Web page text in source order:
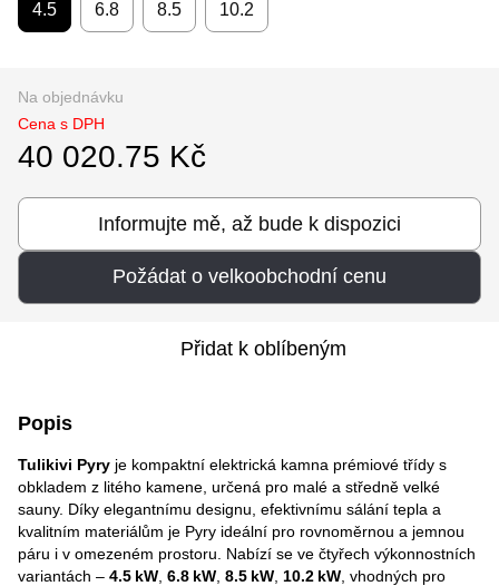
4.5 6.8 8.5 10.2
Na objednávku
Cena s DPH
40 020.75 Kč
Informujte mě, až bude k dispozici
Požádat o velkoobchodní cenu
Přidat k oblíbeným
Popis
Tulikivi Pyry je kompaktní elektrická kamna prémiové třídy s
obkladem z litého kamene, určená pro malé a středně velké
sauny. Díky elegantnímu designu, efektivnímu sálání tepla a
kvalitním materiálům je Pyry ideální pro rovnoměrnou a jemnou
páru i v omezeném prostoru. Nabízí se ve čtyřech výkonnostních
variantách – 4.5 kW 6.8 kW 8.5 kW 10.2 kW , vhodných pro